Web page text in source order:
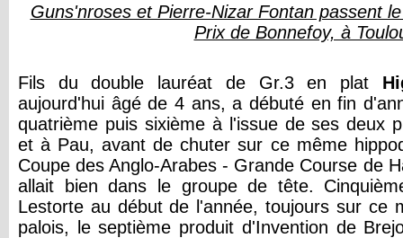
Guns'nroses et Pierre-Nizar Fontan passent
Prix de Bonnefoy, à
Fils du double lauréat de Gr.3 en plat
aujourd'hui âgé de 4 ans, a débuté en fin
quatrième puis sixième à l'issue de ses deux
et à Pau, avant de chuter sur ce même
Coupe des Anglo-Arabes - Grande Course de
allait bien dans le groupe de tête.
Lestorte au début de l'année, toujours sur ce
palois, le septième produit d'Invention de